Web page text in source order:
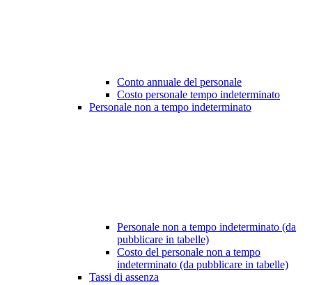
Conto annuale del personale
Costo personale tempo indeterminato
Personale non a tempo indeterminato
Personale non a tempo indeterminato (da
pubblicare in tabelle)
Costo del personale non a tempo
indeterminato (da pubblicare in tabelle)
Tassi di assenza